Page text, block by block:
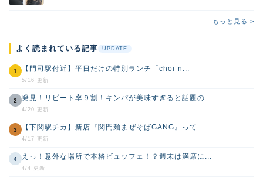
もっと見る >
よく読まれている記事 UPDATE
1 【門司駅付近】平日だけの特別ランチ「choi-n...
5/16 更新
2 発見！リピート率９割！キンパが美味すぎると話題の...
4/20 更新
3 【下関駅チカ】新店『関門麺まぜそばGANG』って...
4/17 更新
4 えっ！意外な場所で本格ビュッフェ！？週末は満席に...
4/4 更新